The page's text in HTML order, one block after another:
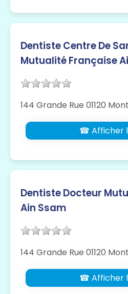
Dentiste Centre De
Mutualité Française
144 Grande Rue 01120
☎ Afficher
Dentiste Docteur
Ain Ssam
144 Grande Rue 01120
☎ Afficher